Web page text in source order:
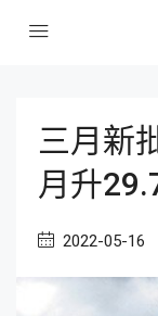
三月新
月升
2022-05-16